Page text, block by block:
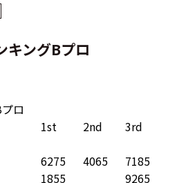
ングBプロ
ロ
1st 2nd 3rd
6275 4065 7185
1855 9265